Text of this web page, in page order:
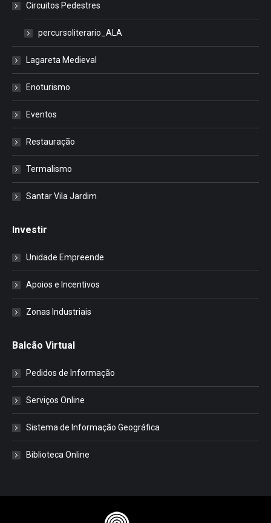
Circuitos Pedestres
percursoliterario_ALA
Lagareta Medieval
Enoturismo
Eventos
Restauração
Termalismo
Santar Vila Jardim
Investir
Unidade Empreende
Apoios e Incentivos
Zonas Industriais
Balcão Virtual
Pedidos de Informação
Serviços Online
Sistema de Informação Geográfica
Biblioteca Online